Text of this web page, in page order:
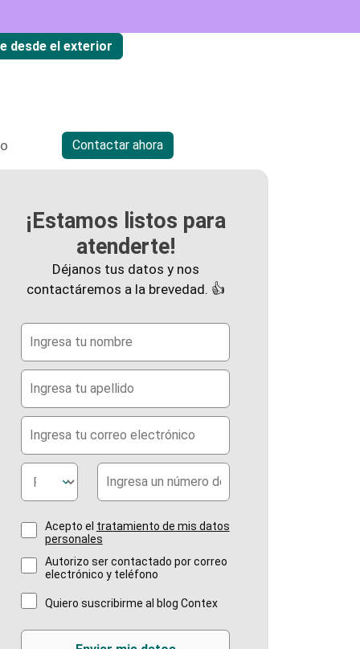
desde el exterior
Contactar ahora
¡Estamos listos para
atenderte!
Déjanos tus datos y nos
contactáremos a la brevedad. 👍
Acepto el tratamiento de mis datos
personales
Autorizo ser contactado por correo
electrónico y teléfono
Quiero suscribirme al blog Contex